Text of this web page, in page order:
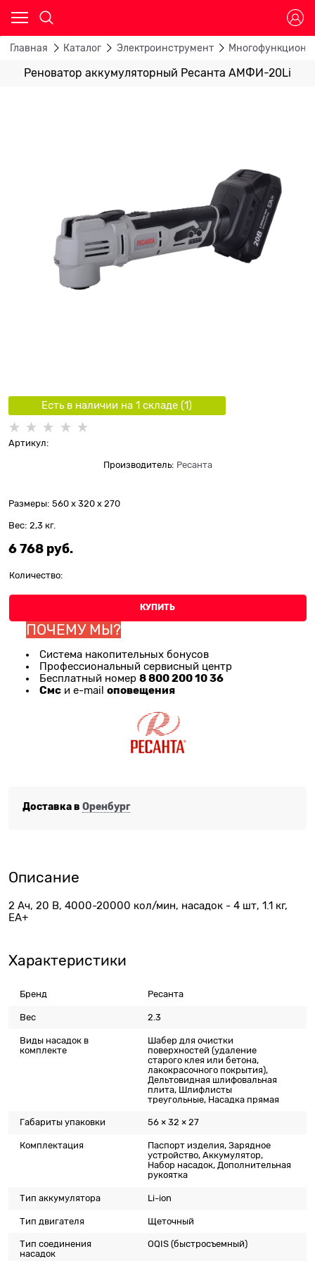
Главная Каталог Электроинструмент
Реноватор аккумуляторный Ресанта АМФИ-20Li
Есть в наличии на 1 складe (1)
Артикул:
Производитель: Ресанта
Размеры: 560 x 320 x 270
Вес: 2,3 кг.
6 768 руб.
Количество:
КУПИТЬ
ПОЧЕМУ МЫ?
Система накопительных бонусов
Профессиональный сервисный центр
Бесплатный номер 8 800 200 10 36
Смс и e-mail оповещения
Доставка в Оренбург
Описание
2 Ач, 20 В, 4000-20000 кол/мин, насадок - 4 шт, 1.1 кг,
ЕА+
Характеристики
Бренд Ресанта
Вес 2.3
Виды насадок в
комплекте
Шабер для очистки
поверхностей (удаление
старого клея или бетона,
лакокрасочного покрытия),
Дельтовидная шлифовальная
плита, Шлифлисты
треугольные, Насадка прямая
Габариты упаковки 56 × 32 × 27
Комплектация
Паспорт изделия, Зарядное
устройство, Аккумулятор,
Набор насадок, Дополнительная
рукоятка
Тип аккумулятора Li-ion
Тип двигателя Щеточный
Тип соединения
насадок
OQIS (быстросъемный)